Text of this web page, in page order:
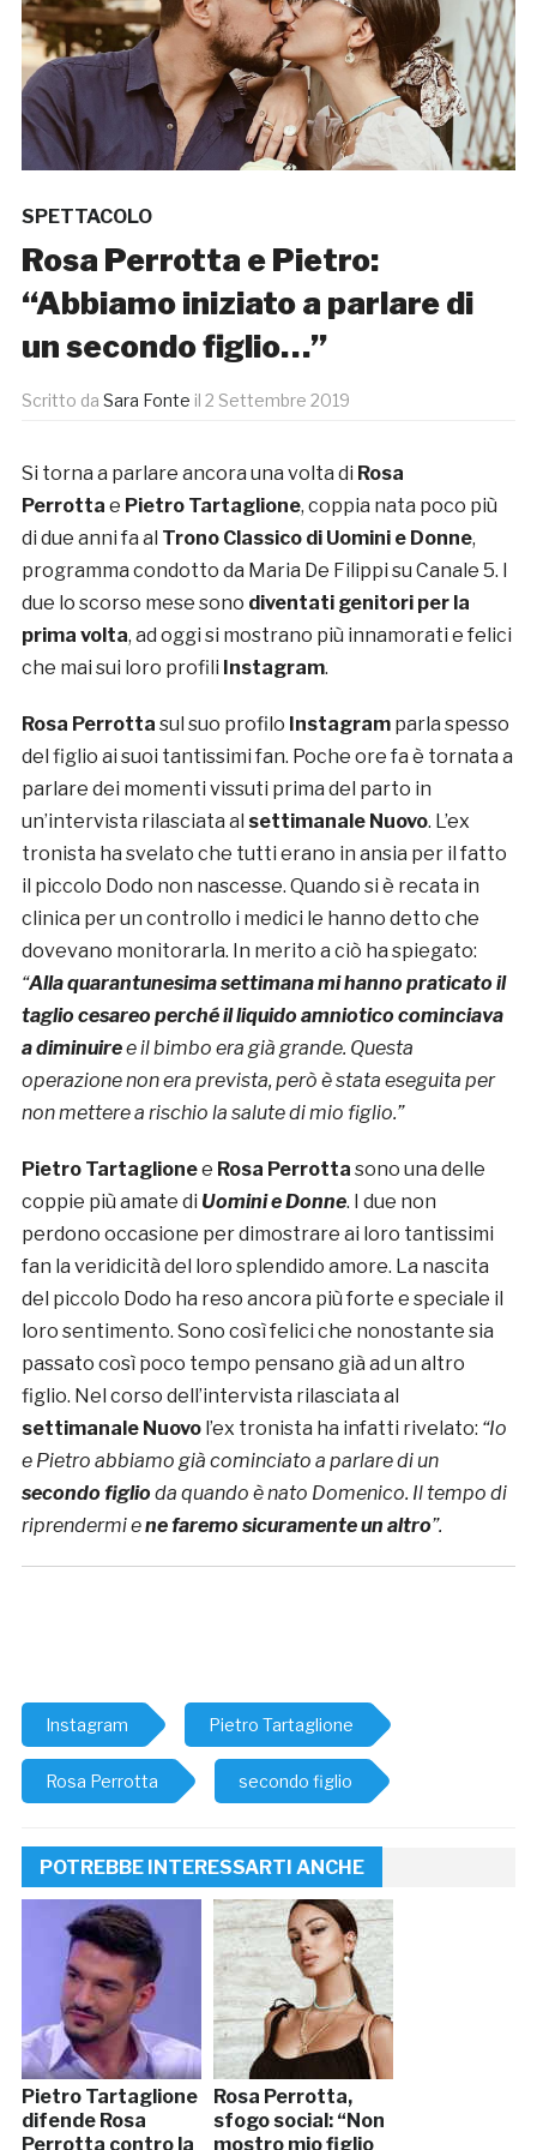
SPETTACOLO
Rosa Perrotta e Pietro:
“Abbiamo iniziato a parlare di
un secondo figlio…”
Scritto da Sara Fonte il 2 Settembre 2019
Si torna a parlare ancora una volta di Rosa
Perrotta e Pietro Tartaglione, coppia nata poco più
di due anni fa al Trono Classico di Uomini e Donne,
programma condotto da Maria De Filippi su Canale 5. I
due lo scorso mese sono diventati genitori per la
prima volta, ad oggi si mostrano più innamorati e felici
che mai sui loro profili Instagram.
Rosa Perrotta sul suo profilo Instagram parla spesso
del figlio ai suoi tantissimi fan. Poche ore fa è tornata a
parlare dei momenti vissuti prima del parto in
un’intervista rilasciata al settimanale Nuovo. L’ex
tronista ha svelato che tutti erano in ansia per il fatto
il piccolo Dodo non nascesse. Quando si è recata in
clinica per un controllo i medici le hanno detto che
dovevano monitorarla. In merito a ciò ha spiegato:
“Alla quarantunesima settimana mi hanno praticato il
taglio cesareo perché il liquido amniotico cominciava
a diminuiree il bimbo era già grande. Questa
operazione non era prevista, però è stata eseguita per
non mettere a rischio la salute di mio figlio.”
Pietro Tartaglionee Rosa Perrotta sono una delle
coppie più amate di Uomini e Donne. I due non
perdono occasione per dimostrare ai loro tantissimi
fan la veridicità del loro splendido amore. La nascita
del piccolo Dodo ha reso ancora più forte e speciale il
loro sentimento. Sono così felici che nonostante sia
passato così poco tempo pensano già ad un altro
figlio. Nel corso dell’intervista rilasciata al
settimanale Nuovo l’ex tronista ha infatti rivelato: “Io
e Pietro abbiamo già cominciato a parlare di un
secondo figlio da quando è nato Domenico. Il tempo di
riprendermi ene faremo sicuramente un altro”.
Instagram Pietro Tartaglione
Rosa Perrotta secondo figlio
POTREBBE INTERESSARTI ANCHE
Pietro Tartaglione
difende Rosa
Perrotta contro la
Rosa Perrotta,
sfogo social: “Non
mostro mio figlio